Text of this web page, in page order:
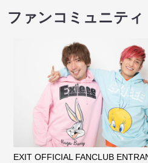
ファンコミュニティ
EXIT OFFICIAL FANCLUB